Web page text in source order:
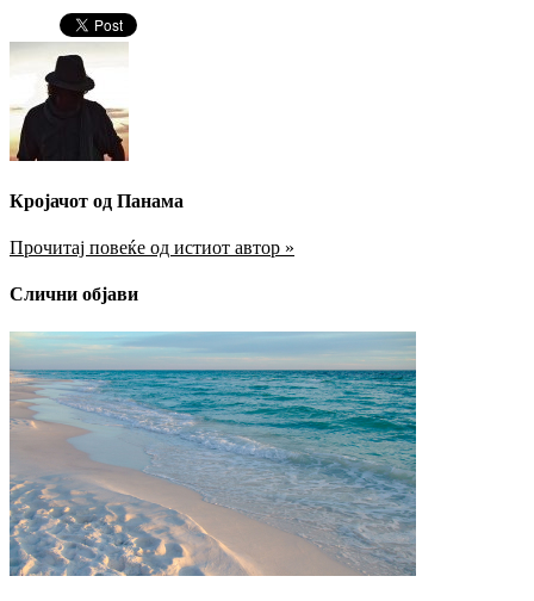
Кројачот од Панама
Прочитај повеќе од истиот автор »
Слични објави